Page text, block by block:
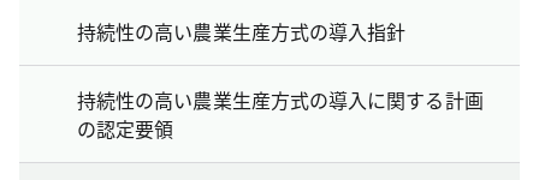
持続性の高い農業生産方式の導入指針
持続性の高い農業生産方式の導入に関する計画
の認定要領